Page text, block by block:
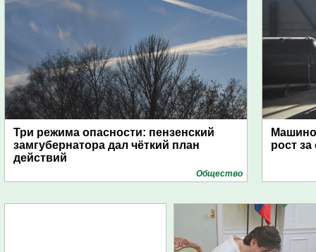
Три режима опасности: пензенский
замгубернатора дал чёткий план
действий
Общество
рост за